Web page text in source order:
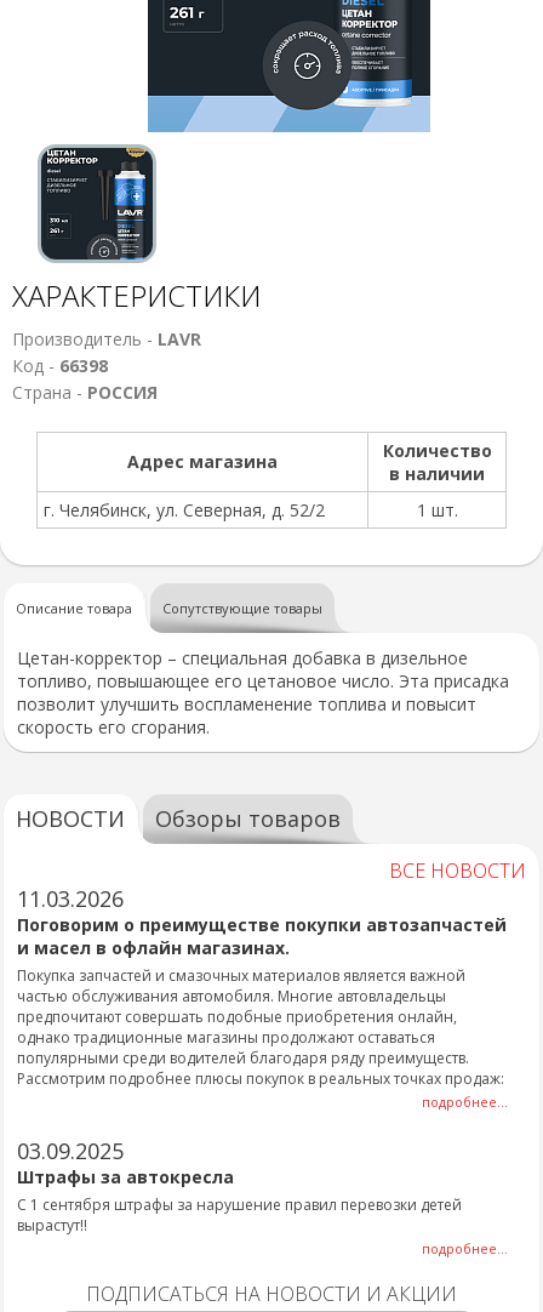
ХАРАКТЕРИСТИКИ
Производитель - LAVR
Код - 66398
Страна - РОССИЯ
Адрес магазина
Количество
в наличии
г. Челябинск, ул. Северная, д. 52/2
1 шт.
Описание товара Сопутствующие товары
Цетан-корректор – специальная добавка в дизельное
топливо, повышающее его цетановое число. Эта присадка
позволит улучшить воспламенение топлива и повысит
скорость его сгорания.
НОВОСТИ Обзоры товаров
ВСЕ НОВОСТИ
11.03.2026
Поговорим о преимуществе покупки автозапчастей
и масел в офлайн магазинах.
Покупка запчастей и смазочных материалов является важной
частью обслуживания автомобиля. Многие автовладельцы
предпочитают совершать подобные приобретения онлайн,
однако традиционные магазины продолжают оставаться
популярными среди водителей благодаря ряду преимуществ.
Рассмотрим подробнее плюсы покупок в реальных точках продаж:
подробнее...
03.09.2025
Штрафы за автокресла
С 1 сентября штрафы за нарушение правил перевозки детей
вырастут!!
подробнее...
ПОДПИСАТЬСЯ НА НОВОСТИ И АКЦИИ